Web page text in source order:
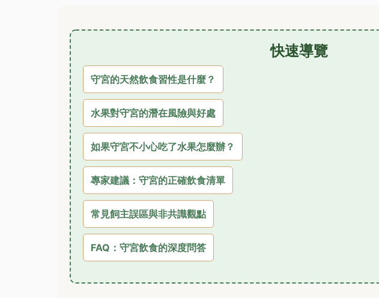
快速導覽
守宮的天然飲食習性是什麼？
水果對守宮的潛在風險與好處
如果守宮不小心吃了水果怎麼辦？
專家建議：守宮的正確飲食清單
常見飼主誤區與非共識觀點
FAQ：守宮飲食的深度問答